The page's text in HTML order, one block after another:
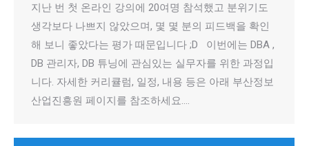
지난 번 첫 온라인 강의에 20여명 참석했고 분위기도
생각보다 나쁘지 않았으며, 몇 몇 분의 피드백을 확인
해 보니 좋았다는 평가 때문입니다 ;D 이번에는 DBA ,
DB 관리자, DB 튜닝에 관심있는 실무자를 위한 과정입
니다. 자세한 커리큘럼, 일정, 내용 등은 아래 부산정보
산업진흥원 페이지를 참조하세요.…